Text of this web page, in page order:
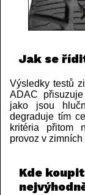
Jak se
Výsledky testů
ADAC
jako jsou
degraduje tím
kritéria přitom
provoz v
Kde koupit